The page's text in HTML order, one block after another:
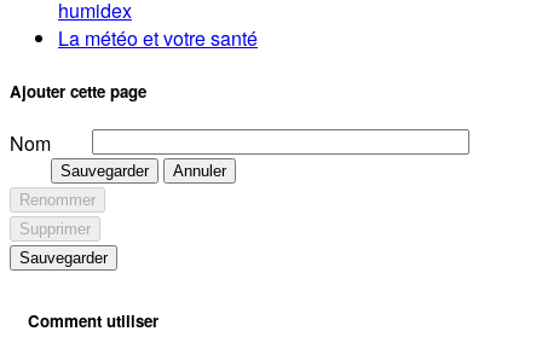
humidex
La météo et votre santé
Ajouter cette page
Nom
Sauvegarder
Annuler
Renommer
Supprimer
Sauvegarder
Comment utiliser